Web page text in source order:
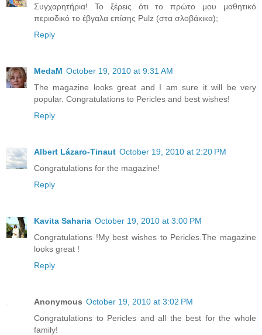
Συγχαρητήρια! Το ξέρεις ότι το πρώτο μου μαθητικό
περιοδικό το έβγαλα επίσης Pulz (στα σλοβάκικα);
Reply
MedaM October 19, 2010 at 9:31 AM
The magazine looks great and I am sure it will be very
popular. Congratulations to Pericles and best wishes!
Reply
Albert Lázaro-Tinaut October 19, 2010 at 2:20 PM
Congratulations for the magazine!
Reply
Kavita Saharia October 19, 2010 at 3:00 PM
Congratulations !My best wishes to Pericles.The magazine
looks great !
Reply
Anonymous October 19, 2010 at 3:02 PM
Congratulations to Pericles and all the best for the whole
family!